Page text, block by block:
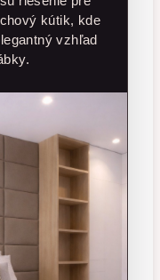
kútik, kde
vzhľad